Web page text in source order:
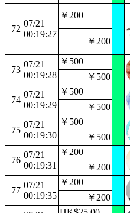
72
07/21
00:19:27
￥200
￥200
73
07/21
00:19:28
￥500
￥500
74
07/21
00:19:29
￥500
￥500
75
07/21
00:19:30
￥500
￥500
76
07/21
00:19:31
￥200
￥200
77
07/21
00:19:35
￥200
￥200